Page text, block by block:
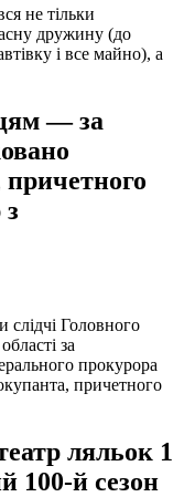
не тільки
дружину (до
і все майно), а
— за
причетного
Головного
за
прокурора
причетного
ляльок 1
100-й сезон